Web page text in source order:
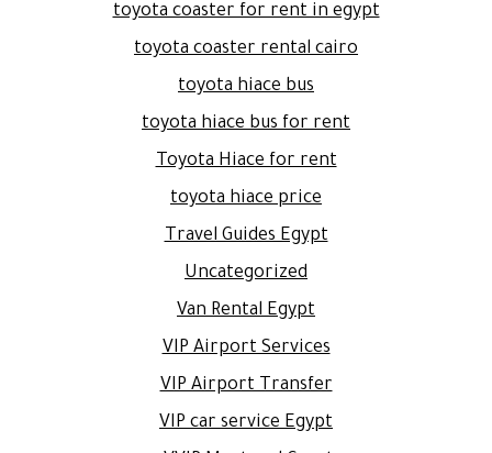
toyota coaster for rent in egypt
toyota coaster rental cairo
toyota hiace bus
toyota hiace bus for rent
Toyota Hiace for rent
toyota hiace price
Travel Guides Egypt
Uncategorized
Van Rental Egypt
VIP Airport Services
VIP Airport Transfer
VIP car service Egypt